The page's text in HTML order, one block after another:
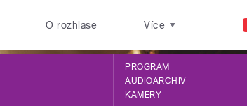
O rozhlase Více
PROGRAM
AUDIOARCHIV
KAMERY